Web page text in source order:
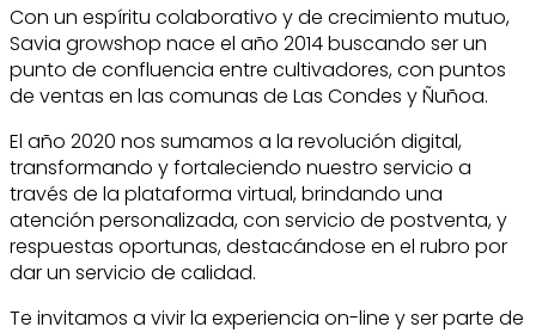
Con un espíritu colaborativo y de crecimiento mutuo,
Savia growshop nace el año 2014 buscando ser un
punto de confluencia entre cultivadores, con puntos
de ventas en las comunas de Las Condes y Ñuñoa.
El año 2020 nos sumamos a la revolución digital,
transformando y fortaleciendo nuestro servicio a
través de la plataforma virtual, brindando una
atención personalizada, con servicio de postventa, y
respuestas oportunas, destacándose en el rubro por
dar un servicio de calidad.
Te invitamos a vivir la experiencia on-line y ser parte de